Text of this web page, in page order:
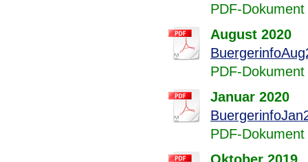
PDF-
August 2020
PDF-
Januar 2020
PDF-
Oktober 2019